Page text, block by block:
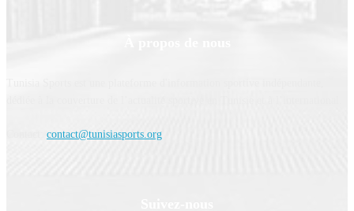
contact@tunisiasports.org